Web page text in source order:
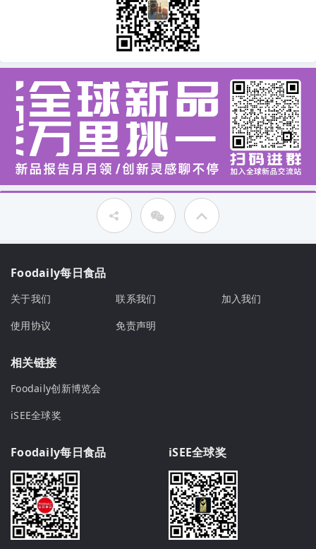
Foodaily每日食品
关于我们 联系我们
加入我们
使用协议
免责声明
相关链接
Foodaily创新博览会
iSEE全球奖
Foodaily每日食品 iSEE全球奖